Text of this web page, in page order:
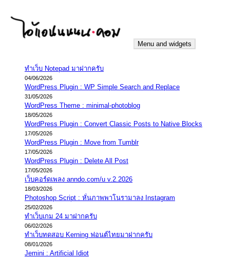
content
iannnnn.com
ความจริงมีสองด้าน คือจริงของมึง กับจริงของกู
Menu and widgets
ทำเว็บ Notepad มาฝากครับ
04/06/2026
WordPress Plugin : WP Simple Search and Replace
31/05/2026
WordPress Theme : minimal-photoblog
18/05/2026
WordPress Plugin : Convert Classic Posts to Native Blocks
17/05/2026
WordPress Plugin : Move from Tumblr
17/05/2026
WordPress Plugin : Delete All Post
17/05/2026
เว็บคอร์ดเพลง anndo.com/u v.2.2026
18/03/2026
Photoshop Script : หั่นภาพพาโนรามาลง Instagram
25/02/2026
ทำเว็บเกม 24 มาฝากครับ
06/02/2026
ทำเว็บทดสอบ Kerning ฟอนต์ไทยมาฝากครับ
08/01/2026
Jemini : Artificial Idiot